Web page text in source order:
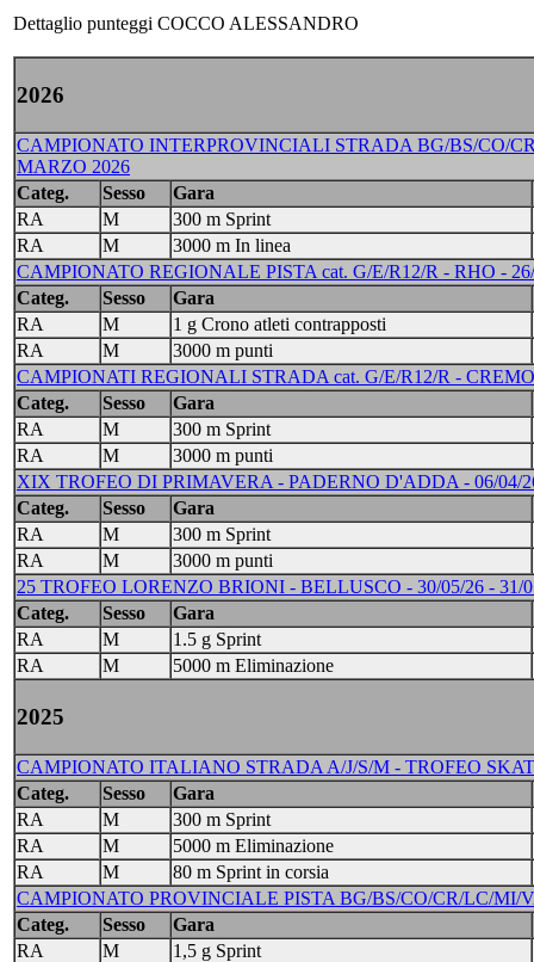
Dettaglio punteggi COCCO ALESSANDRO
2026
CAMPIONATO INTERPROVINCIALI STRADA BG/BS/CO/
MARZO 2026
Categ.
Sesso
Gara
RA
M
300 m Sprint
RA
M
3000 m In linea
CAMPIONATO REGIONALE PISTA cat. G/E/R12/R - RHO -
Categ.
Sesso
Gara
RA
M
1 g Crono atleti contrapposti
RA
M
3000 m punti
CAMPIONATI REGIONALI STRADA cat. G/E/R12/R -
Categ.
Sesso
Gara
RA
M
300 m Sprint
RA
M
3000 m punti
XIX TROFEO DI PRIMAVERA - PADERNO D'ADDA - 06/04/
Categ.
Sesso
Gara
RA
M
300 m Sprint
RA
M
3000 m punti
25 TROFEO LORENZO BRIONI - BELLUSCO - 30/05/26 - 31/
Categ.
Sesso
Gara
RA
M
1.5 g Sprint
RA
M 5000 m Eliminazione
2025
CAMPIONATO ITALIANO STRADA A/J/S/M - TROFEO
Categ.
Sesso
Gara
RA
M
300 m Sprint
RA
M
5000 m Eliminazione
RA
M
80 m Sprint in corsia
CAMPIONATO PROVINCIALE PISTA BG/BS/CO/CR/LC/MI/
Categ.
Sesso
Gara
RA
M
1,5 g Sprint